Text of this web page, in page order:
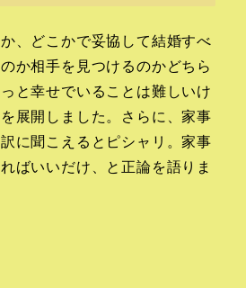
、どこかで妥協して結婚すべ
か相手を見つけるのかどちら
と幸せでいることは難しいけ
展開しました。さらに、家事
に聞こえるとピシャリ。家事
ばいいだけ、と正論を語りま